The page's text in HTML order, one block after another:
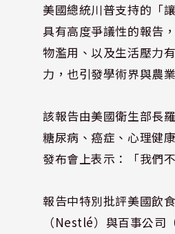
美國總統川普支持的「
具有高度爭議性的報告
物濫用、以及生活壓力
力，也引發學術界與農
該報告由美國衛生部長
糖尿病、癌症、心理健
發布會上表示：「我們
報告中特別批評美國飲
（Nestlé）與百事公司